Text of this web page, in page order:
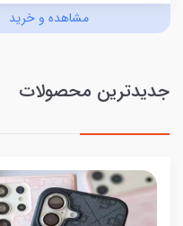
مشاهده و خرید
جدیدترین محصولات